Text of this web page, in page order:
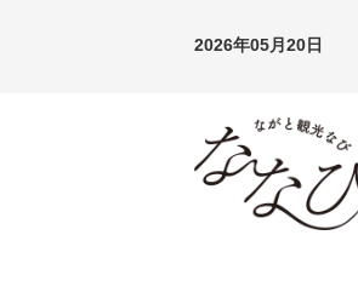
2026年05月20日